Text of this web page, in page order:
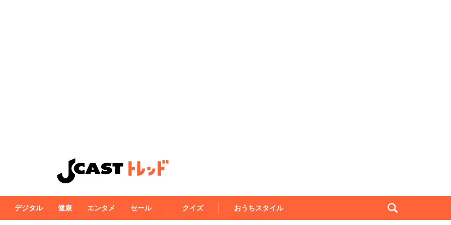
デジタル 健康 エンタメ セール クイズ おうちスタイル